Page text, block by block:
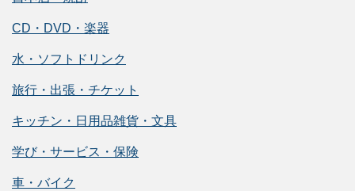
CD・DVD・楽器
水・ソフトドリンク
旅行・出張・チケット
キッチン・日用品雑貨・文具
学び・サービス・保険
車・バイク